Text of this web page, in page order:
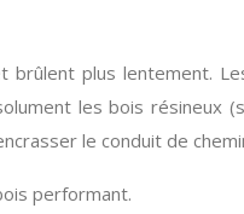
plus lentement.
les bois résineux
le conduit de
performant.